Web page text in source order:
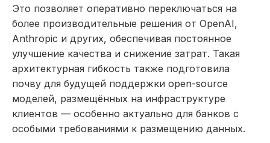
Это позволяет оперативно переключаться на
более производительные решения от OpenAI,
Anthropic и других, обеспечивая постоянное
улучшение качества и снижение затрат. Такая
архитектурная гибкость также подготовила
почву для будущей поддержки open-source
моделей, размещённых на инфраструктуре
клиентов — особенно актуально для банков с
особыми требованиями к размещению данных.